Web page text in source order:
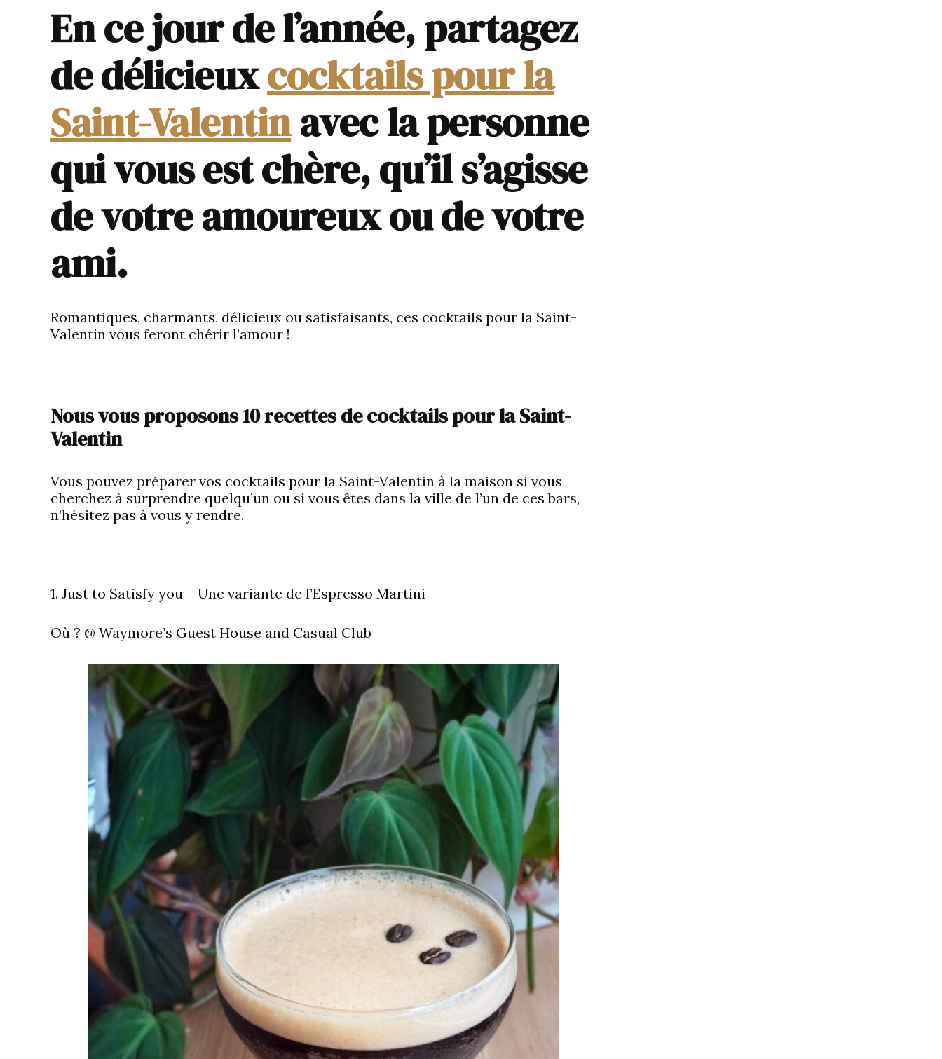
En ce jour de l’année, partagez
de délicieuxcocktails pour la
Saint-Valentinavec la personne
qui vous est chère, qu’il s’agisse
de votre amoureux ou de votre
ami.
Romantiques, charmants, délicieux ou satisfaisants, ces cocktails pour la Saint-
Valentin vous feront chérir l’amour !
Nous vous proposons 10 recettes de cocktails pour la Saint-
Valentin
Vous pouvez préparer vos cocktails pour la Saint-Valentin à la maison si vous
cherchez à surprendre quelqu’un ou si vous êtes dans la ville de l’un de ces bars,
n’hésitez pas à vous y rendre.
1. Just to Satisfy you – Une variante de l’Espresso Martini
Où ? @ Waymore’s Guest House and Casual Club